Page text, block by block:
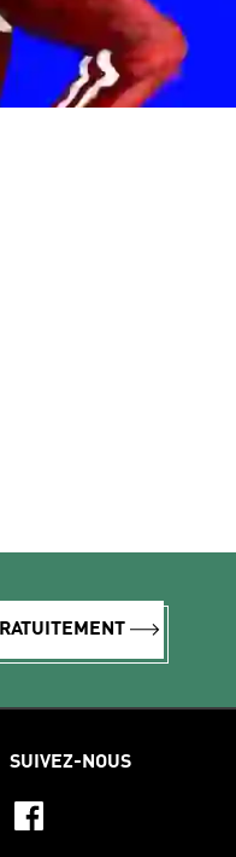
SUIVEZ-NOUS